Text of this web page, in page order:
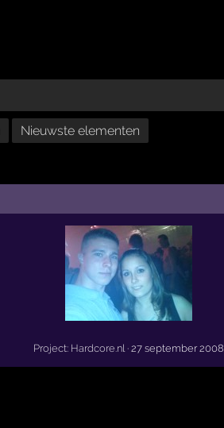
Nieuwste elementen
Project: Hardcore.nl · 27 september 2008